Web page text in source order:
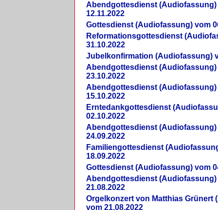
Abendgottesdienst (Audiofassung)
12.11.2022
Gottesdienst (Audiofassung) vom
Reformationsgottesdienst
31.10.2022
Jubelkonfirmation (Audiofassung)
Abendgottesdienst (Audiofassung)
23.10.2022
Abendgottesdienst (Audiofassung)
15.10.2022
Erntedankgottesdienst
02.10.2022
Abendgottesdienst (Audiofassung)
24.09.2022
Familiengottesdienst
18.09.2022
Gottesdienst (Audiofassung) vom
Abendgottesdienst (Audiofassung)
21.08.2022
Orgelkonzert von Matthias Grünert
vom 21.08.2022